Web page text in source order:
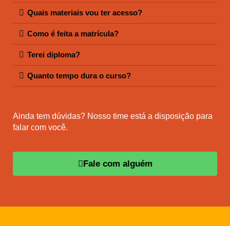
Quais materiais vou ter acesso?
Como é feita a matrícula?
Terei diploma?
Quanto tempo dura o curso?
Ainda tem dúvidas? Nosso time está a disposição para
falar com você.
Fale com alguém